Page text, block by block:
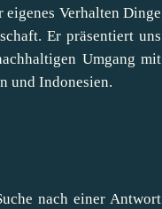
Verhalten Dinge
Er präsentiert uns
Umgang mit
und Indonesien.
nach einer Antwort